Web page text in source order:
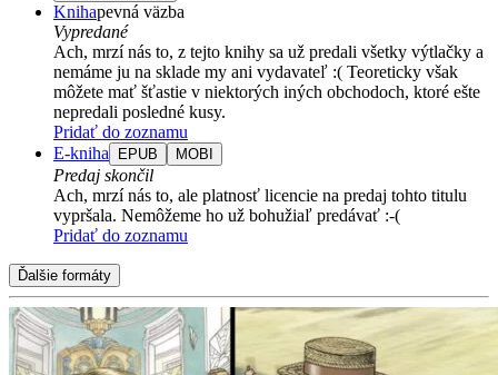
Knihapevná väzba
Vypredané
Ach, mrzí nás to, z tejto knihy sa už predali všetky výtlačky a
nemáme ju na sklade my ani vydavateľ :( Teoreticky však
môžete mať šťastie v niektorých iných obchodoch, ktoré ešte
nepredali posledné kusy.
Pridať do zoznamu
E-kniha
EPUB MOBI
Predaj skončil
Ach, mrzí nás to, ale platnosť licencie na predaj tohto titulu
vypršala. Nemôžeme ho už bohužiaľ predávať :-(
Pridať do zoznamu
Ďalšie formáty